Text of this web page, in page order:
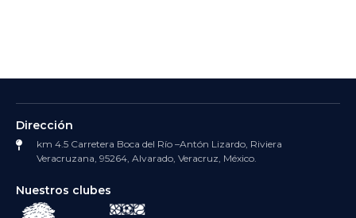
Dirección
km 4.5 Carretera Boca del Río –Antón Lizardo, Riviera
Veracruzana, 95264, Alvarado, Veracruz, México.
Nuestros clubes